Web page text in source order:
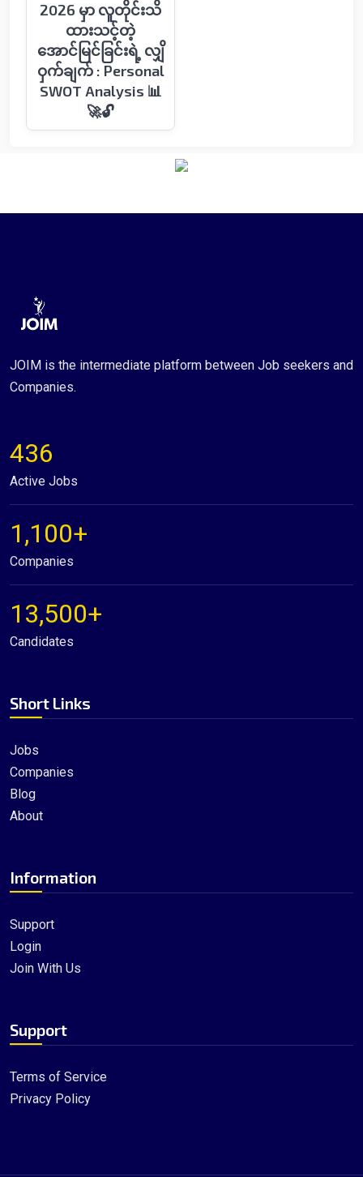
2026 မှာ လူတိုင်းသိ
ထားသင့်တဲ့
အောင်မြင်ခြင်းရဲ့ လျှိ
ဝှက်ချက် : Personal
SWOT Analysis 📊
🚀🔓
JOIM is the intermediate platform between Job seekers and
Companies.
Short Links
Jobs
Companies
Blog
About
Information
Support
Login
Join With Us
Support
Terms of Service
Privacy Policy
436
Active Jobs
1,100+
Companies
13,500+
Candidates